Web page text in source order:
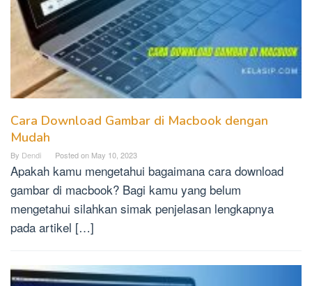
Cara Download Gambar di Macbook dengan
Mudah
By Dendi Posted on May 10, 2023
Apakah kamu mengetahui bagaimana cara download
gambar di macbook? Bagi kamu yang belum
mengetahui silahkan simak penjelasan lengkapnya
pada artikel […]